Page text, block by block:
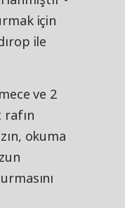
için
ile
ve 2
rafın
okuma